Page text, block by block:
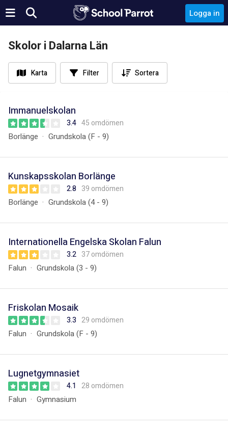
Logga in
Skolor i Dalarna Län
Karta Filter Sortera
Immanuelskolan
3.4 45 omdömen
Borlänge Grundskola (F - 9)
Kunskapsskolan Borlänge
2.8 39 omdömen
Borlänge Grundskola (4 - 9)
Internationella Engelska Skolan Falun
3.2 37 omdömen
Falun Grundskola (3 - 9)
Friskolan Mosaik
3.3 29 omdömen
Falun Grundskola (F - 9)
Lugnetgymnasiet
4.1 28 omdömen
Falun Gymnasium